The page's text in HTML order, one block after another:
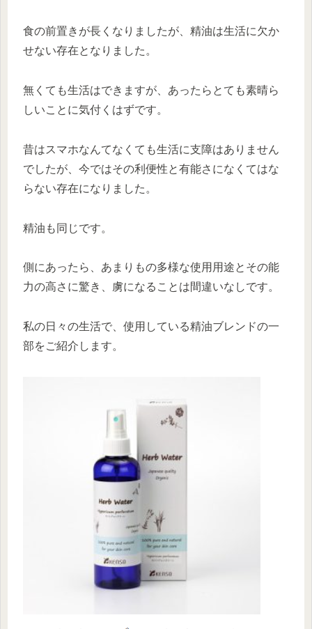
食の前置きが長くなりましたが、精油は生活に欠か
せない存在となりました。
無くても生活はできますが、あったらとても素晴ら
しいことに気付くはずです。
昔はスマホなんてなくても生活に支障はありません
でしたが、今ではその利便性と有能さになくてはな
らない存在になりました。
精油も同じです。
側にあったら、あまりもの多様な使用用途とその能
力の高さに驚き、虜になることは間違いなしです。
私の日々の生活で、使用している精油ブレンドの一
部をご紹介します。